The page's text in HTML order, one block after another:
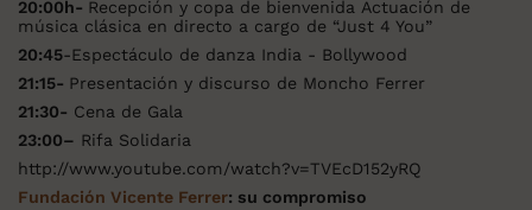
20:00h- Recepción y copa de bienvenida Actuación de
música clásica en directo a cargo de “Just 4 You”
20:45-Espectáculo de danza India - Bollywood
21:15- Presentación y discurso de Moncho Ferrer
21:30- Cena de Gala
23:00– Rifa Solidaria
http://www.youtube.com/watch?v=TVEcD152yRQ
Fundación Vicente Ferrer: su compromiso